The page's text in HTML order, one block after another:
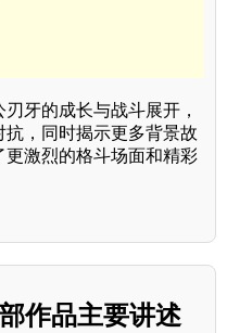
牙的成长与战斗展开，
，同时揭示更多背景故
激烈的格斗场面和精彩
作品主要讲述